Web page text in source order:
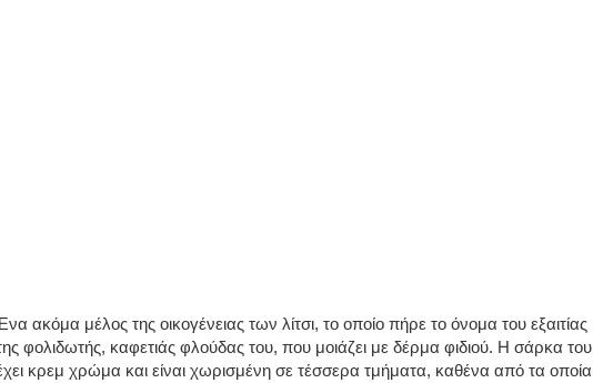
ακόμα μέλος της οικογένειας των λίτσι, το οποίο πήρε το όνομα του εξαιτίας
φολιδωτής, καφετιάς φλούδας του, που μοιάζει με δέρμα φιδιού. Η σάρκα του
κρεμ χρώμα και είναι χωρισμένη σε τέσσερα τμήματα, καθένα από τα οποία